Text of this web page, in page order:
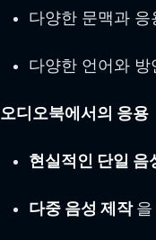
다양한 문맥과
다양한 언어와
오디오북에서의 응용
현실적인 단일 음
다중 음성 제작